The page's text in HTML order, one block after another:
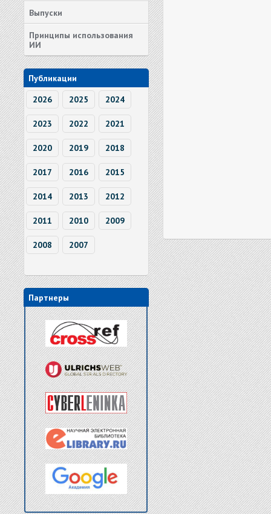
Выпуски
Принципы использования
ИИ
Публикации
2026
2025 2024
2023 2022 2021
2020 2019 2018
2017 2016 2015
2014 2013 2012
2011 2010 2009
2008 2007
Партнеры